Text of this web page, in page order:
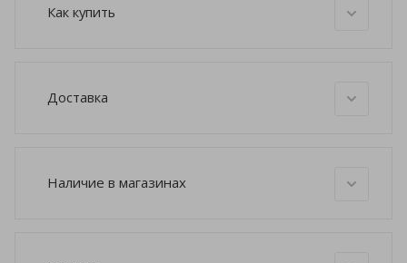
Как купить
Доставка
Наличие в магазинах